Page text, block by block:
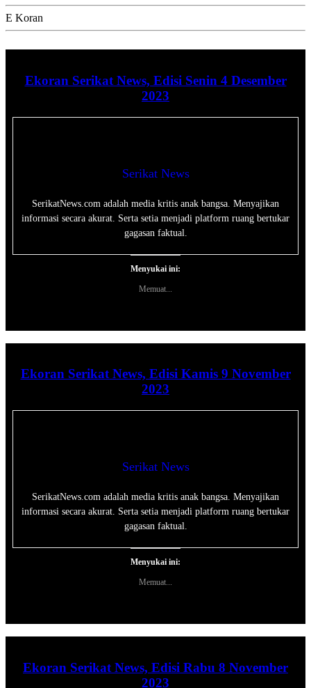
E Koran
Ekoran Serikat News, Edisi Senin 4 Desember
2023
Serikat News
SerikatNews.com adalah media kritis anak bangsa. Menyajikan
informasi secara akurat. Serta setia menjadi platform ruang bertukar
gagasan faktual.
Menyukai ini:
Memuat...
Ekoran Serikat News, Edisi Kamis 9 November
2023
Serikat News
SerikatNews.com adalah media kritis anak bangsa. Menyajikan
informasi secara akurat. Serta setia menjadi platform ruang bertukar
gagasan faktual.
Menyukai ini:
Memuat...
Ekoran Serikat News, Edisi Rabu 8 November
2023